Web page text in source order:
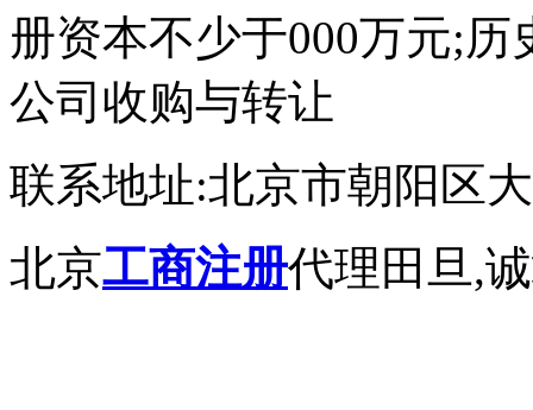
册资本不少于000万元;
公司收购与转让
联系地址:北京市朝阳区
北京工商注册代理田旦,